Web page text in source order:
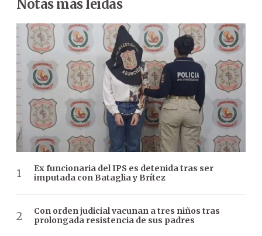
Notas más leídas
Ex funcionaria del IPS es detenida tras ser
imputada con Bataglia y Brítez
Con orden judicial vacunan a tres niños tras
prolongada resistencia de sus padres